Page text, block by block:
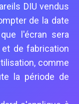
DIU vendus
de la date
l'écran sera
de fabrication
comme
la période de